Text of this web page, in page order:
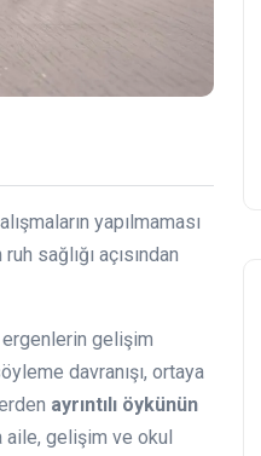
yapılmaması
sağlığı açısından
ergenlerin gelişim
davranışı, ortaya
ayrıntılı öykünün
aile, gelişim ve okul